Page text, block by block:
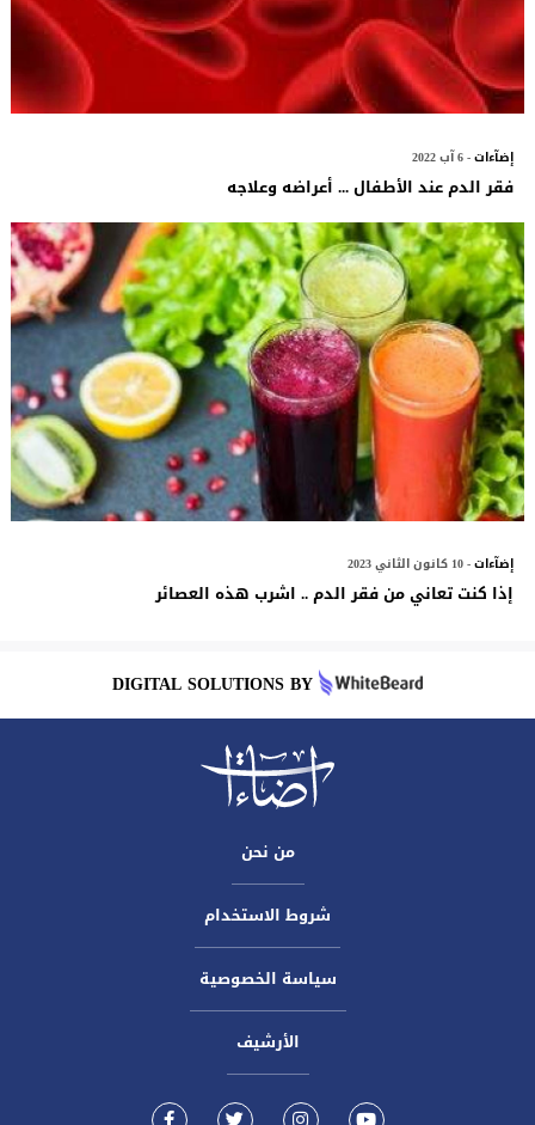
إضآءات- 6 آب 2022
فقر الدم عند الأطفال ... أعراضه وعلاجه
إضآءات- 10 كانون الثاني 2023
إذا كنت تعاني من فقر الدم .. اشرب هذه العصائر
DIGITAL SOLUTIONS BY
من نحن
شروط الاستخدام
سياسة الخصوصية
الأرشيف